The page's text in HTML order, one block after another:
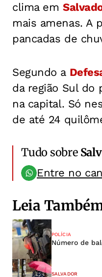
clima em
mais amenas. A
pancadas de
Segundo a
da região Sul do
na capital. Só
de até 24
Tudo sobre
Entre no
Leia
POLÍCIA
Número de
SALVADOR